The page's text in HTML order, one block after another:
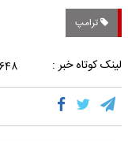
ترامپ
لینک کوتاه خبر :